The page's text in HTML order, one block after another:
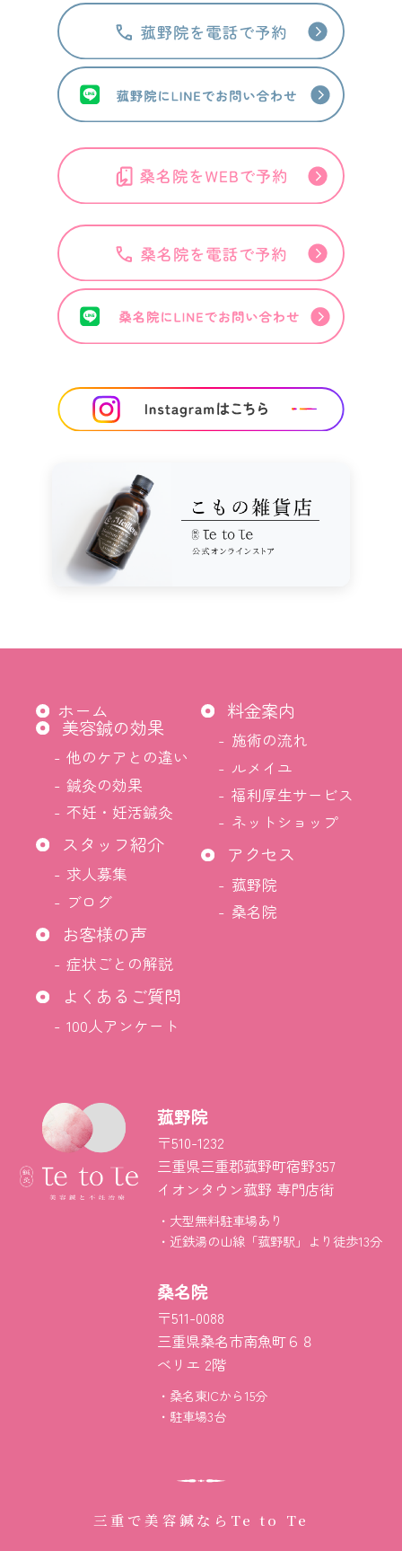
ホーム
美容鍼の効果
他のケアとの違い
鍼灸の効果
不妊・妊活鍼灸
スタッフ紹介
求人募集
ブログ
お客様の声
症状ごとの解説
よくあるご質問
100人アンケート
料金案内
施術の流れ
ルメイユ
福利厚生サービス
ネットショップ
アクセス
菰野院
桑名院
菰野院
〒510-1232
三重県三重郡菰野町宿野357
イオンタウン菰野 専門店街
大型無料駐車場あり
近鉄湯の山線「菰野駅」より徒歩13分
桑名院
〒511-0088
三重県桑名市南魚町６８
べリエ 2階
桑名東ICから15分
駐車場3台
三重で美容鍼なら Te to Te